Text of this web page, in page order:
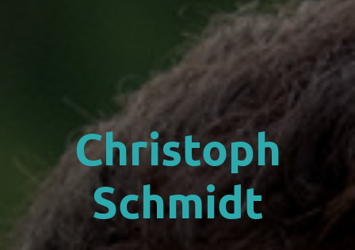
Christoph
Schmidt